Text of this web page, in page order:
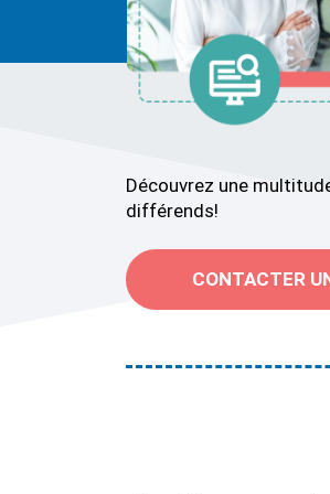
Découvrez une
différends!
CONTACTER